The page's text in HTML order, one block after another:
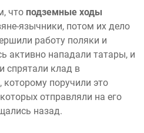
что подземные ходы
язычники, потом их дело
работу поляки и
активно нападали татары, и
спрятали клад в
которому поручили это
отправляли на его
назад.